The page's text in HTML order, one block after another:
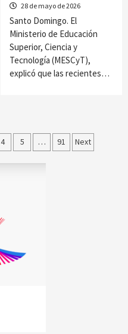
28 de mayo de 2026
Santo Domingo. El
Ministerio de Educación
Superior, Ciencia y
Tecnología (MESCyT),
explicó que las recientes…
4 5 … 91 Next